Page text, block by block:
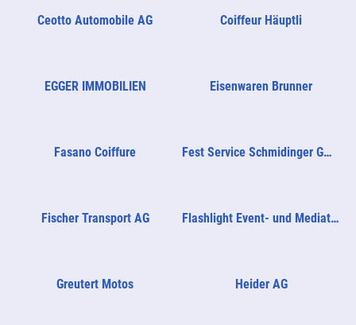
Ceotto Automobile AG Coiffeur Häuptli
EGGER IMMOBILIEN Eisenwaren Brunner
Fasano Coiffure Fest Service Schmidinger GmbH
Fischer Transport AG Flashlight Event- und Mediatechnik AG
Greutert Motos Heider AG